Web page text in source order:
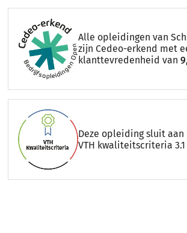
Alle opleidingen van
zijn Cedeo-erkend met
klanttevredenheid van
Deze opleiding sluit aan
VTH kwaliteitscriteria 3.1